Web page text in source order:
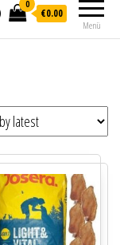
Menü
0
€0.00